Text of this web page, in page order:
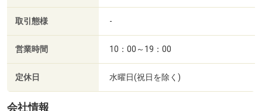
取引態様 -
営業時間 10：00～19：00
定休日 水曜日(祝日を除く)
会社情報